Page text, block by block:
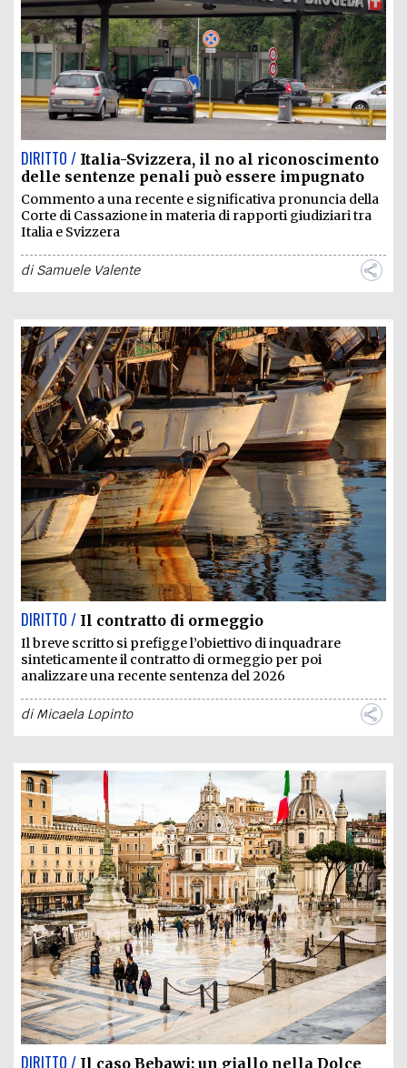
DIRITTO / Italia-Svizzera, il no al riconoscimento
delle sentenze penali può essere impugnato
Commento a una recente e significativa pronuncia della
Corte di Cassazione in materia di rapporti giudiziari tra
Italia e Svizzera
diSamuele Valente
DIRITTO / Il contratto di ormeggio
Il breve scritto si prefigge l’obiettivo di inquadrare
sinteticamente il contratto di ormeggio per poi
analizzare una recente sentenza del 2026
diMicaela Lopinto
DIRITTO / Il caso Bebawi: un giallo nella Dolce